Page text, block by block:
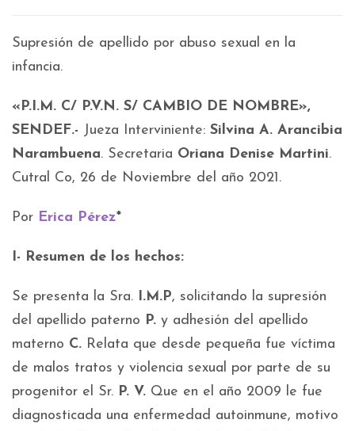
Supresión de apellido por abuso sexual en la
infancia.
«P.I.M. C/ P.V.N. S/ CAMBIO DE NOMBRE»,
SENDEF.- Jueza Interviniente: Silvina A. Arancibia
Narambuena. Secretaria Oriana Denise Martini.
Cutral Co, 26 de Noviembre del año 2021.
Por Erica Pérez*
I- Resumen de los hechos:
Se presenta la Sra. I.M.P, solicitando la supresión
del apellido paterno P. y adhesión del apellido
materno C. Relata que desde pequeña fue víctima
de malos tratos y violencia sexual por parte de su
progenitor el Sr. P. V. Que en el año 2009 le fue
diagnosticada una enfermedad autoinmune, motivo